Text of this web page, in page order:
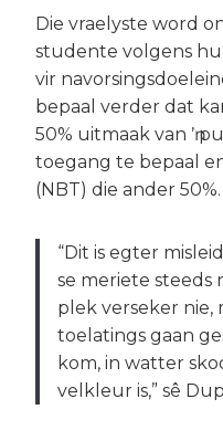
Die vraelyste word
studente volgens
vir
bepaal verder dat
50% uitmaak van ŉ
toegang te bepaal
(NBT) die ander 50%.
“Dit is egter
se meriete steeds
plek verseker nie,
toelatings gaan
kom, in watter
velkleur is,” sê